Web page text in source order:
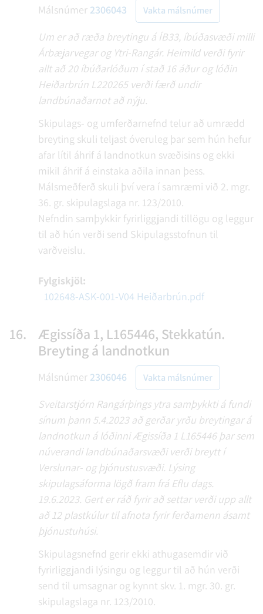
Málsnúmer 2306043 Vakta málsnúmer
Um er að ræða breytingu á ÍB33, íbúðasvæði milli
Árbæjarvegar og Ytri-Rangár. Heimild verði fyrir
allt að 20 íbúðarlóðum í stað 16 áður og lóðin
Heiðarbrún L220265 verði færð undir
landbúnaðarnot að nýju.
Skipulags- og umferðarnefnd telur að umrædd
breyting skuli teljast óveruleg þar sem hún hefur
afar lítil áhrif á landnotkun svæðisins og ekki
mikil áhrif á einstaka aðila innan þess.
Málsmeðferð skuli því vera í samræmi við 2. mgr.
36. gr. skipulagslaga nr. 123/2010.
Nefndin samþykkir fyrirliggjandi tillögu og leggur
til að hún verði send Skipulagsstofnun til
varðveislu.
Fylgiskjöl:
102648-ASK-001-V04 Heiðarbrún.pdf
16.
Ægissíða 1, L165446, Stekkatún.
Breyting á landnotkun
Málsnúmer 2306046 Vakta málsnúmer
Sveitarstjórn Rangárþings ytra samþykkti á fundi
sínum þann 5.4.2023 að gerðar yrðu breytingar á
landnotkun á lóðinni Ægissíða 1 L165446 þar sem
núverandi landbúnaðarsvæði verði breytt í
Verslunar- og þjónustusvæði. Lýsing
skipulagsáforma lögð fram frá Eflu dags.
19.6.2023. Gert er ráð fyrir að settar verði upp allt
að 12 plastkúlur til afnota fyrir ferðamenn ásamt
þjónustuhúsi.
Skipulagsnefnd gerir ekki athugasemdir við
fyrirliggjandi lýsingu og leggur til að hún verði
send til umsagnar og kynnt skv. 1. mgr. 30. gr.
skipulagslaga nr. 123/2010.